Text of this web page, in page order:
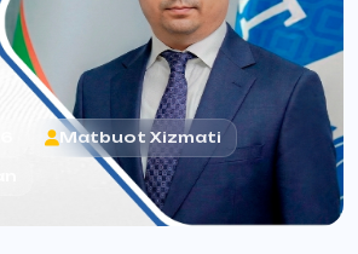
Matbuot Xizmati